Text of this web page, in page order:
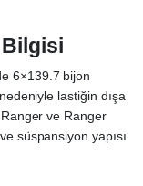
6×139.7 bijon
lastiğin dışa
ve Ranger
süspansiyon yapısı